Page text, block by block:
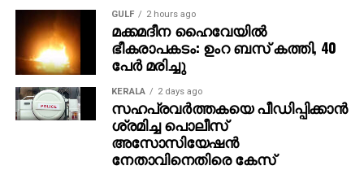
GULF 2 hours ago
മക്കമദീന ഹൈവേയില്‍
ഭീകരാപകടം: ഉംറ ബസ് കത്തി, 40
പേര്‍ മരിച്ചു
KERALA 2 days ago
സഹപ്രവര്‍ത്തകയെ പീഡിപ്പിക്കാന്‍
ശ്രമിച്ച പൊലീസ്
അസോസിയേഷന്‍
നേതാവിനെതിരെ കേസ്